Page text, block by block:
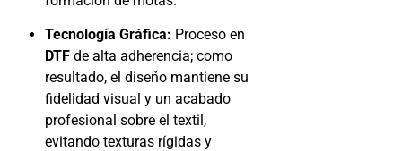
Tecnología Gráfica: Proceso en
DTF de alta adherencia; como
resultado, el diseño mantiene su
fidelidad visual y un acabado
profesional sobre el textil,
evitando texturas rígidas y